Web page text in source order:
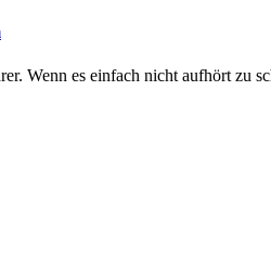
Wenn es einfach nicht aufhört zu